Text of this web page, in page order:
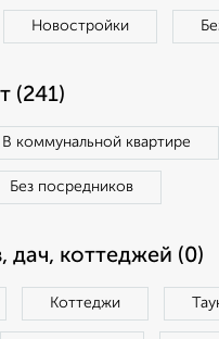
Новостройки
(241)
В коммунальной квартире
Без посредников
коттеджей (0)
Коттеджи